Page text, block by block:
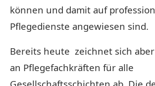
können und damit auf
Pflegedienste angewiesen sind.
Bereits heute zeichnet sich
an Pflegefachkräften für alle